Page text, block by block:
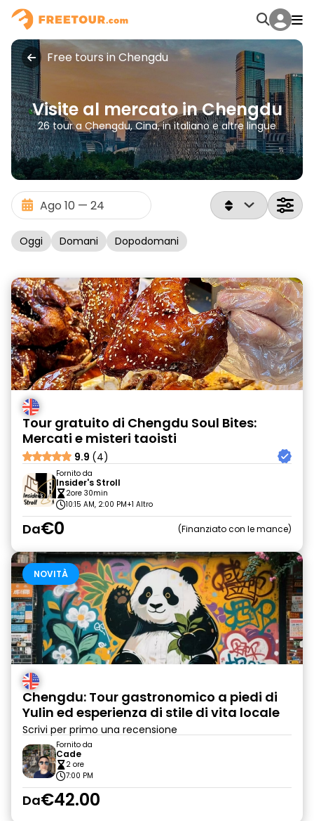
Free tours in Chengdu
Visite al mercato in Chengdu
26 tour a Chengdu, Cina, in italiano e altre lingue
Oggi Domani Dopodomani
Tour gratuito di Chengdu Soul Bites:
Mercati e misteri taoisti
9.9 (4)
Fornito da
Insider's Stroll
2ore 30min
10:15 AM, 2:00 PM+1 Altro
Da€0 Finanziato con le mance
NOVITÀ
Chengdu: Tour gastronomico a piedi di
Yulin ed esperienza di stile di vita locale
Scrivi per primo una recensione
Fornito da
Cade
2 ore
7:00 PM
Da€42.00